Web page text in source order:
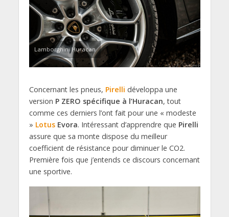
Lamborghini Huracan
Concernant les pneus, Pirelli développa une
version P ZERO spécifique à l’Huracan, tout
comme ces derniers l’ont fait pour une « modeste
» LotusEvora. Intéressant d’apprendre que Pirelli
assure que sa monte dispose du meilleur
coefficient de résistance pour diminuer le CO2.
Première fois que j’entends ce discours concernant
une sportive.